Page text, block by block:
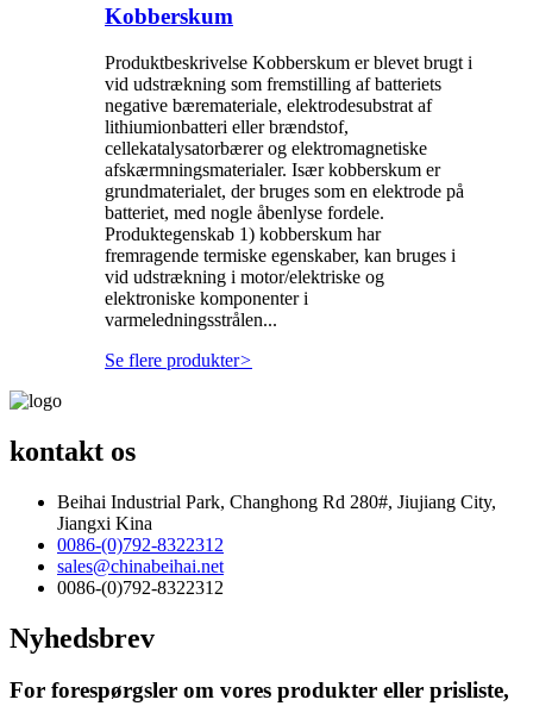
Kobberskum
Produktbeskrivelse Kobberskum er blevet brugt i
vid udstrækning som fremstilling af batteriets
negative bæremateriale, elektrodesubstrat af
lithiumionbatteri eller brændstof,
cellekatalysatorbærer og elektromagnetiske
afskærmningsmaterialer. Især kobberskum er
grundmaterialet, der bruges som en elektrode på
batteriet, med nogle åbenlyse fordele.
Produktegenskab 1) kobberskum har
fremragende termiske egenskaber, kan bruges i
vid udstrækning i motor/elektriske og
elektroniske komponenter i
varmeledningsstrålen...
Se flere produkter>
kontakt os
Beihai Industrial Park, Changhong Rd 280#, Jiujiang City,
Jiangxi Kina
0086-(0)792-8322312
sales@chinabeihai.net
0086-(0)792-8322312
Nyhedsbrev
For forespørgsler om vores produkter eller prisliste,